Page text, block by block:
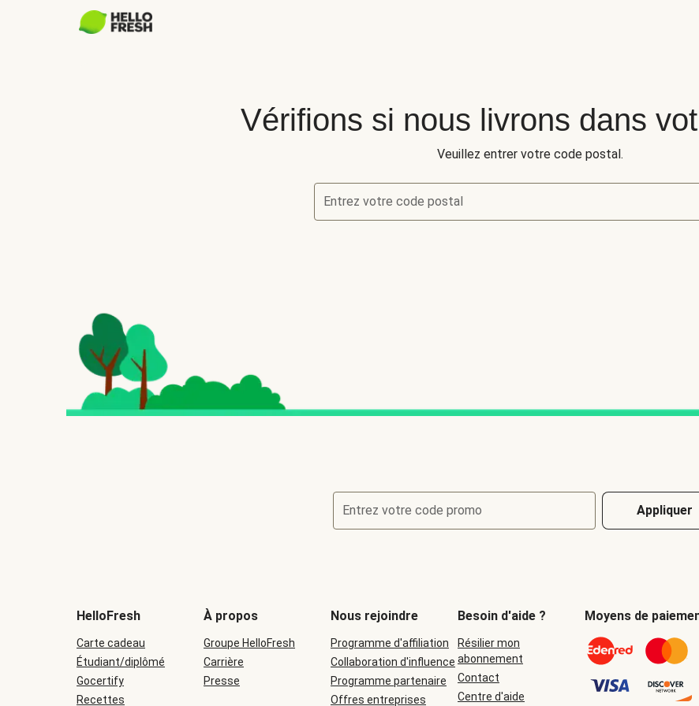
Vérifions si nous livrons dans
Veuillez entrer votre code postal.
Entrez votre code postal
Entrez votre code promo Appliquer
HelloFresh
Carte cadeau
Étudiant/diplômé
Gocertify
Recettes
À propos
Groupe HelloFresh
Carrière
Presse
Nous rejoindre
Programme d'affiliation
Collaboration d'influence
Programme partenaire
Offres entreprises
Besoin d'aide ?
Résilier mon
abonnement
Contact
Centre d'aide
Moyens de